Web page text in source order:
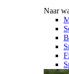
Naar